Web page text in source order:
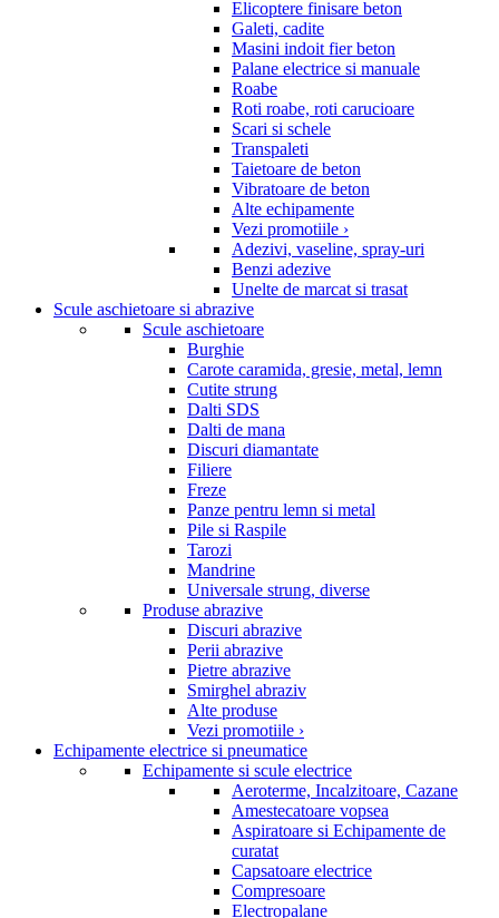
Elicoptere finisare beton
Galeti, cadite
Masini indoit fier beton
Palane electrice si manuale
Roabe
Roti roabe, roti carucioare
Scari si schele
Transpaleti
Taietoare de beton
Vibratoare de beton
Alte echipamente
Vezi promotiile ›
Adezivi, vaseline, spray-uri
Benzi adezive
Unelte de marcat si trasat
Scule aschietoare si abrazive
Scule aschietoare
Burghie
Carote caramida, gresie, metal, lemn
Cutite strung
Dalti SDS
Dalti de mana
Discuri diamantate
Filiere
Freze
Panze pentru lemn si metal
Pile si Raspile
Tarozi
Mandrine
Universale strung, diverse
Produse abrazive
Discuri abrazive
Perii abrazive
Pietre abrazive
Smirghel abraziv
Alte produse
Vezi promotiile ›
Echipamente electrice si pneumatice
Echipamente si scule electrice
Aeroterme, Incalzitoare, Cazane
Amestecatoare vopsea
Aspiratoare si Echipamente de
curatat
Capsatoare electrice
Compresoare
Electropalane